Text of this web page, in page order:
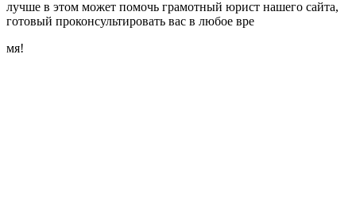
лучше в этом может помочь грамотный юрист нашего сайта,
готовый проконсультировать вас в любое вре
мя!